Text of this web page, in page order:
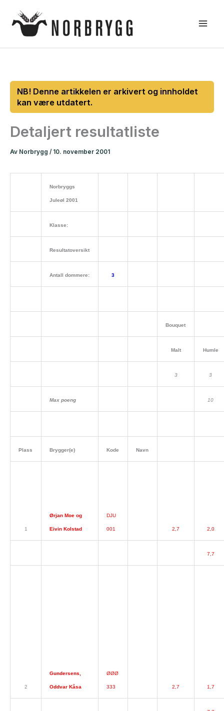
rett
Detaljert resultatliste
Av Norbrygg / 10. november 2001
Norbryggs
Juleøl 2001
Klasse:
Resultatoversikt
Antall dommere: 3
Bouquet
Malt Humle
3 3
Max poeng 10
Plass Brygger(e) Kode Navn
1
Ørjan Moe og
Eivin Kolstad
DJU
001 2,7 2,0
7,7
2
Gundersens,
Oddvar Kåsa
ØØØ
333 2,7 1,7